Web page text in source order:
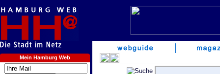
Mein Hamburg Web